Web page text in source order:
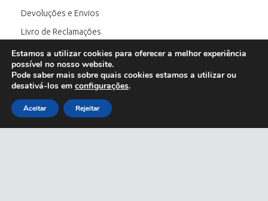
Devoluções e Envios
Livro de Reclamações
Canal de Denúncia
SIGA-NOS
Estamos a utilizar cookies para oferecer a melhor experiência
possível no nosso website.
Pode saber mais sobre quais cookies estamos a utilizar ou
desativá-los em configurações.
Aceitar Rejeitar